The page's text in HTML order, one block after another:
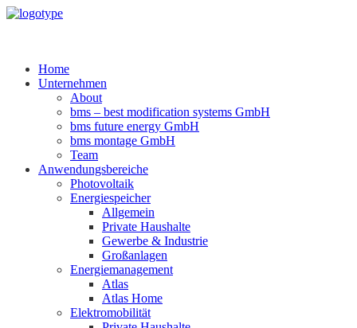
Home
Unternehmen
About
bms – best modification systems GmbH
bms future energy GmbH
bms montage GmbH
Team
Anwendungsbereiche
Photovoltaik
Energiespeicher
Allgemein
Private Haushalte
Gewerbe & Industrie
Großanlagen
Energiemanagement
Atlas
Atlas Home
Elektromobilität